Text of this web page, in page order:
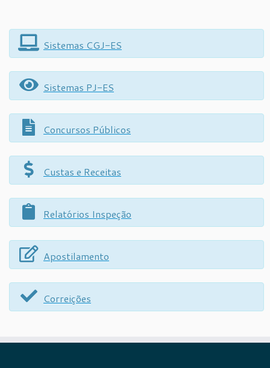
Sistemas CGJ-ES
Sistemas PJ-ES
Concursos Públicos
Custas e Receitas
Relatórios Inspeção
Apostilamento
Correições